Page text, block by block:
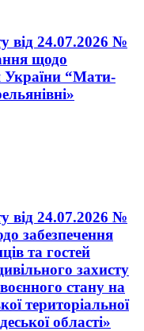
від 24.07.2026 №
щодо
України “Мати-
від 24.07.2026 №
забезпечення
та гостей
захисту
стану на
територіальної
області»